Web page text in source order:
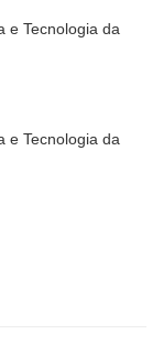
e Tecnologia da
e Tecnologia da